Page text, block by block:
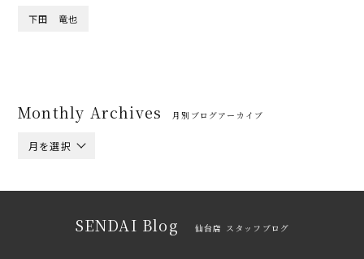
下田 竜也
Monthly Archives 月別ブログアーカイブ
月を選択
SENDAI Blog 仙台店 スタッフブログ